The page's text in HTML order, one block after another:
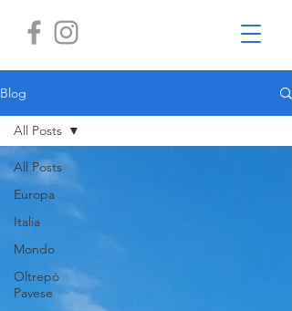
Blog
All Posts
Europa
Italia
Mondo
Oltrepò
Pavese
All Posts